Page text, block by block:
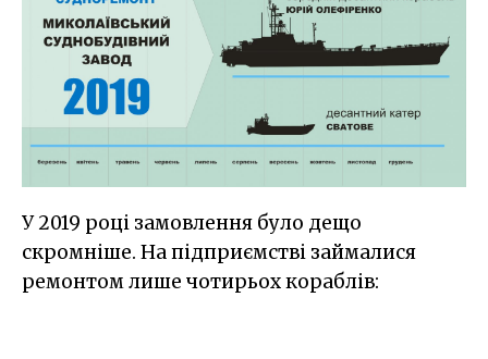
У 2019 році замовлення було дещо
скромніше. На підприємстві займалися
ремонтом лише чотирьох кораблів: